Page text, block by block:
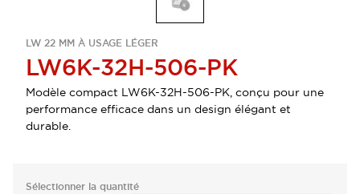
LW 22 MM À USAGE LÉGER
LW6K-32H-506-PK
Modèle compact LW6K-32H-506-PK, conçu pour une
performance efficace dans un design élégant et
durable.
Sélectionner la quantité